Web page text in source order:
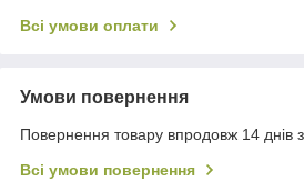
Всі умови оплати
Умови повернення
Повернення товару впродовж 14 днів
Всі умови повернення